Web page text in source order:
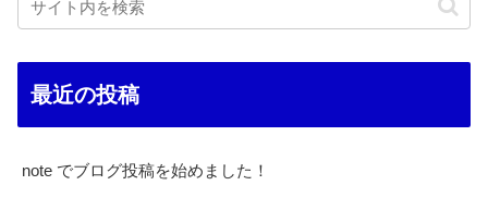
最近の投稿
note でブログ投稿を始めました！